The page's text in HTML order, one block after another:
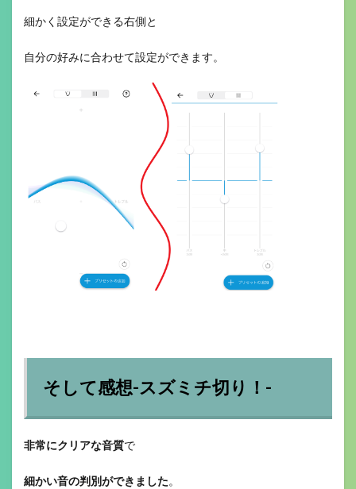
細かく設定ができる右側と
自分の好みに合わせて設定ができます。
そして感想-スズミチ切り！-
非常にクリアな音質で
細かい音の判別ができました。